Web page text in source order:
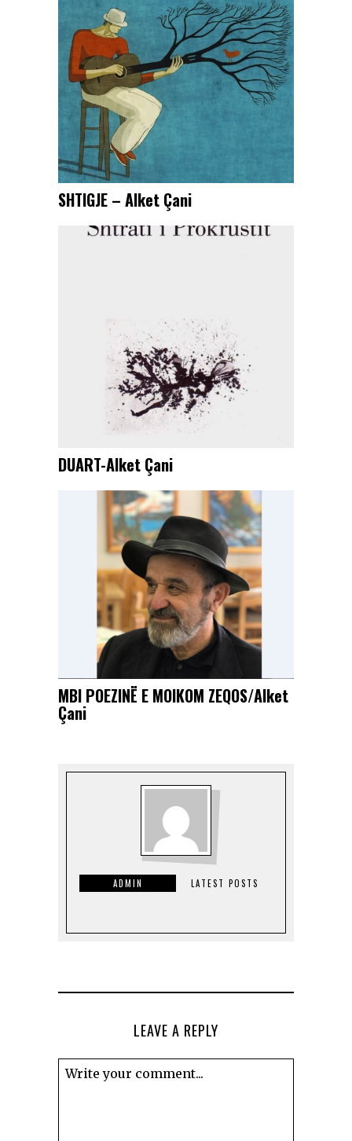
SHTIGJE – Alket Çani
DUART-Alket Çani
MBI POEZINË E MOIKOM ZEQOS/Alket
Çani
ADMIN LATEST POSTS
LEAVE A REPLY